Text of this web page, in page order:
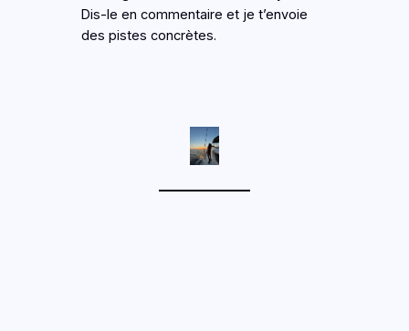
Dis-le en commentaire et je t’envoie
des pistes concrètes.